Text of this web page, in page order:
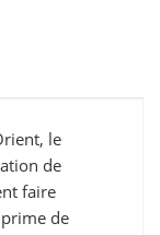
le
de
faire
de